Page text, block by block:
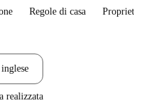
Regole di casa
realizzata